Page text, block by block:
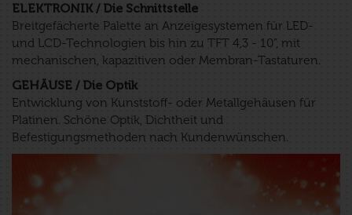
ELEKTRONIK / Die Schnittstelle
Breitgefächerte Palette an Anzeigesystemen für LED-
und LCD-Technologien bis hin zu TFT 4,3 - 10”, mit
mechanischen, kapazitiven oder Membran-Tastaturen.
GEHÄUSE / Die Optik
Entwicklung von Kunststoff- oder Metallgehäusen für
Platinen. Schöne Optik, Dichtheit und
Befestigungsmethoden nach Kundenwünschen.